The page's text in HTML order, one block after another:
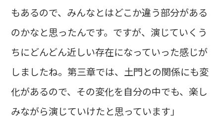
もあるので、みんなとはどこか違う部分がある
のかなと思ったんです。ですが、演じていくう
ちにどんどん近しい存在になっていった感じが
しましたね。第三章では、土門との関係にも変
化があるので、その変化を自分の中でも、楽し
みながら演じていけたと思っています」